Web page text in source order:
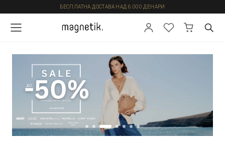
БЕСПЛАТНА ДОСТАВА НАД 6.000 ДЕНАРИ